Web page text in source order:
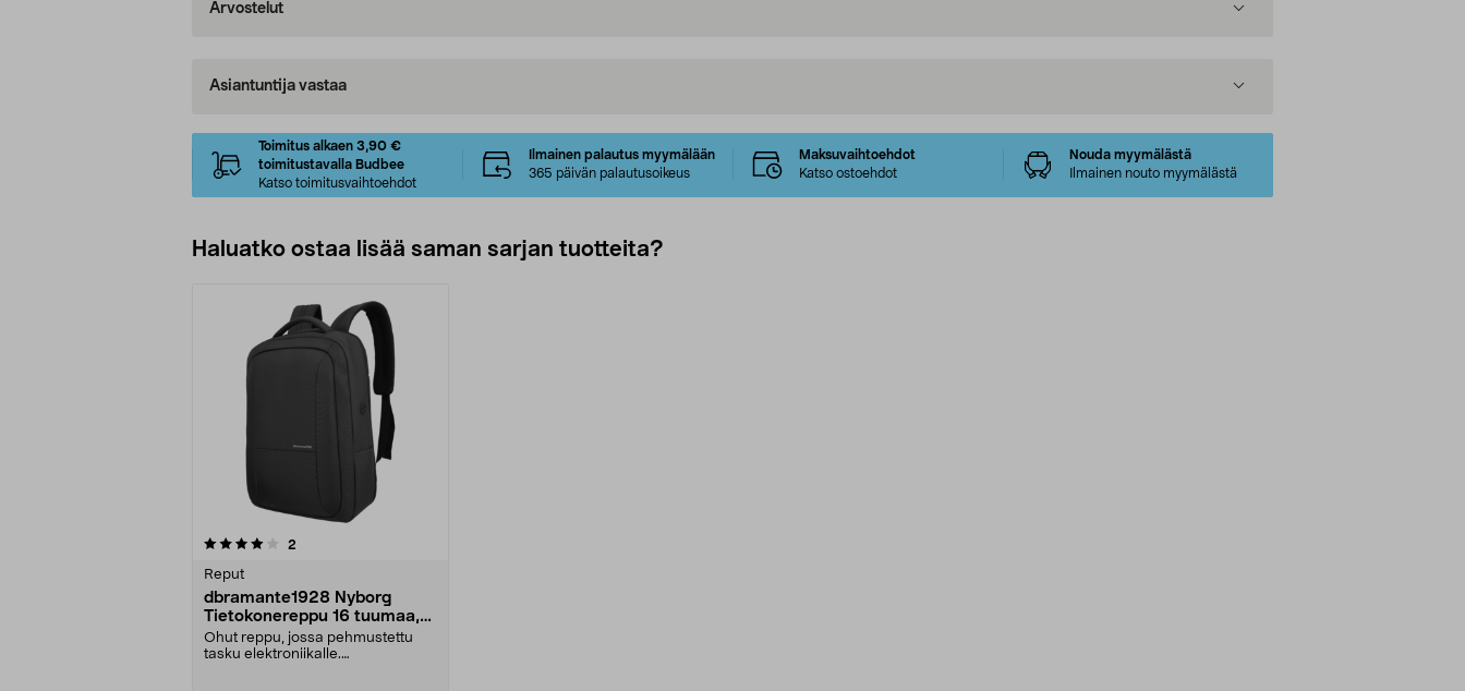
Arvostelut
Asiantuntija vastaa
Toimitus alkaen 3,90 €
toimitustavalla Budbee
Katso toimitusvaihtoehdot
Ilmainen palautus myymälään
365 päivän palautusoikeus
Maksuvaihtoehdot
Katso ostoehdot
Nouda myymälästä
Ilmainen nouto myymälästä
Haluatko ostaa lisää saman sarjan tuotteita?
2
Reput
dbramante1928 Nyborg
Tietokonereppu 16 tuumaa,
Dark Grey
Ohut reppu, jossa pehmustettu
tasku elektroniikalle.